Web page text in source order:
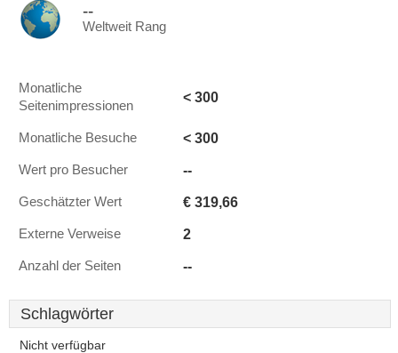
--
Weltweit Rang
Monatliche
Seitenimpressionen
< 300
Monatliche Besuche < 300
Wert pro Besucher --
Geschätzter Wert € 319,66
Externe Verweise 2
Anzahl der Seiten --
Schlagwörter
Nicht verfügbar